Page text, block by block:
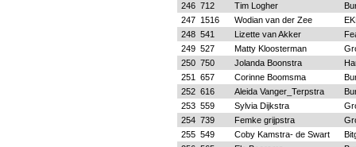
246 712 Tim Logher
247 1516 Wodian van der Zee
248 541 Lizette van Akker
249 527 Matty Kloosterman
250 750 Jolanda Boonstra
251
657 Corinne Boomsma
252 616 Aleida Vanger_Terpstra
253 559 Sylvia Dijkstra
254 739 Femke grijpstra
255 549 Coby Kamstra- de Swart